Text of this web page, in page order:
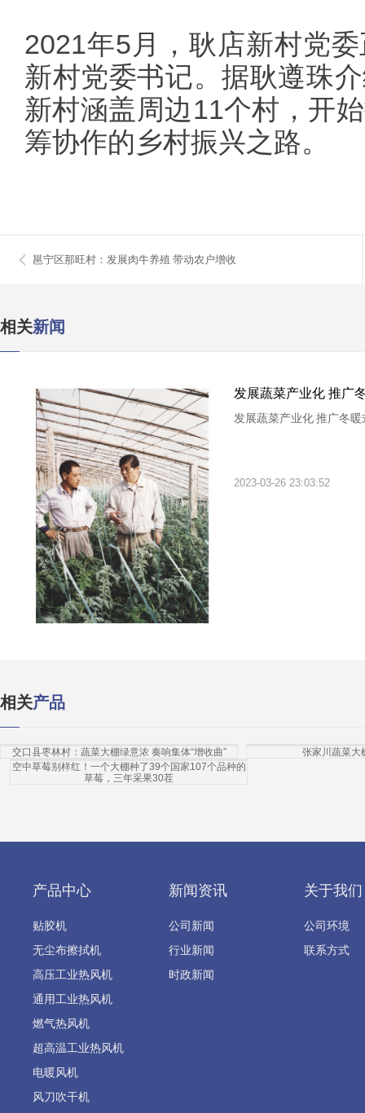
2021年5月，耿店新村党
新村党委书记。据耿遵珠
新村涵盖周边11个村，开
筹协作的乡村振兴之路。
邕宁区那旺村：发展肉牛养殖 带动农户增收
相关新闻
发展蔬菜产业化 推广
发展蔬菜产业化 推广冬
2023-03-26 23:03:52
相关产品
交口县枣林村：蔬菜大棚绿意浓 奏响集体“增收曲”
张家川蔬菜大
空中草莓别样红！一个大棚种了39个国家107个品种的
草莓，三年采果30茬
产品中心
贴胶机
无尘布擦拭机
高压工业热风机
通用工业热风机
燃气热风机
超高温工业热风机
电暖风机
风刀吹干机
新闻资讯
公司新闻
行业新闻
时政新闻
关于我们
公司环境
联系方式